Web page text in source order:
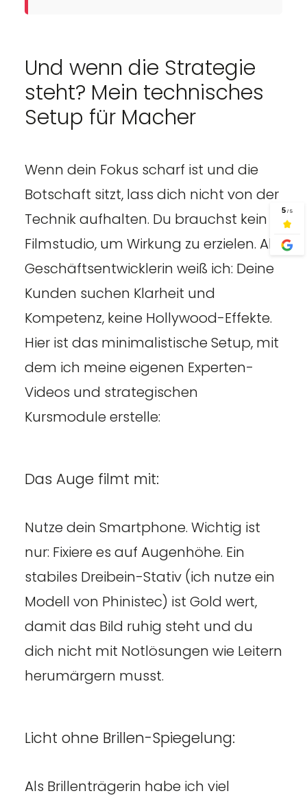
Und wenn die Strategie
steht? Mein technisches
Setup für Macher
Wenn dein Fokus scharf ist und die
Botschaft sitzt, lass dich nicht von der
Technik aufhalten. Du brauchst kein
Filmstudio, um Wirkung zu erzielen. Als
Geschäftsentwicklerin weiß ich: Deine
Kunden suchen Klarheit und
Kompetenz, keine Hollywood-Effekte.
Hier ist das minimalistische Setup, mit
dem ich meine eigenen Experten-
Videos und strategischen
Kursmodule erstelle:
Das Auge filmt mit:
Nutze dein Smartphone. Wichtig ist
nur: Fixiere es auf Augenhöhe. Ein
stabiles Dreibein-Stativ (ich nutze ein
Modell von Phinistec) ist Gold wert,
damit das Bild ruhig steht und du
dich nicht mit Notlösungen wie Leitern
herumärgern musst.
Licht ohne Brillen-Spiegelung:
Als Brillenträgerin habe ich viel